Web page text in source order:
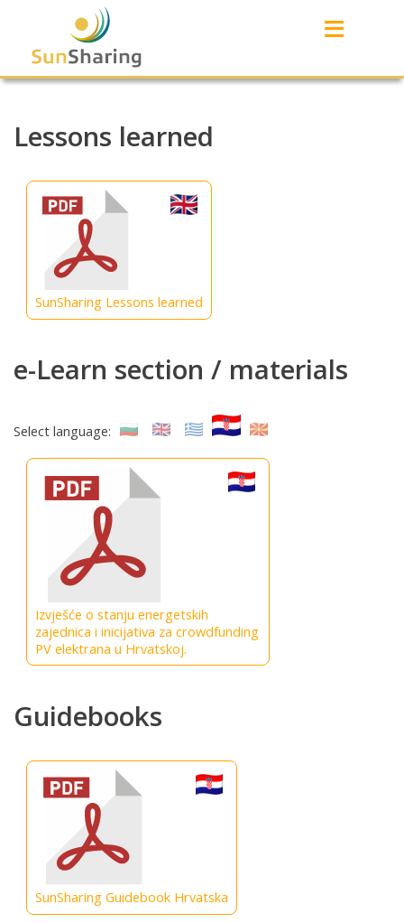
≡
Lessons learned
SunSharing Lessons learned
e-Learn section / materials
Select language:
Izvješće o stanju energetskih
zajednica i inicijativa za crowdfunding
PV elektrana u Hrvatskoj.
Guidebooks
SunSharing Guidebook Hrvatska